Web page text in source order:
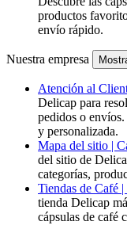
productos
envío rápido.
Nuestra empresa
Atención al
Delicap para
pedidos o
y personalizada.
Mapa del sitio |
del sitio de
categorías,
Tiendas de Café
tienda Delicap
cápsulas de café